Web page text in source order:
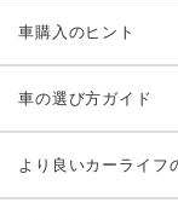
車購入のヒント
車の選び方ガイド
より良いカーライフ